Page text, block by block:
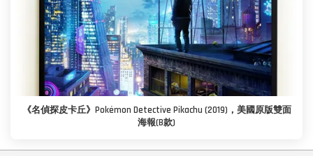
《名偵探皮卡丘》Pokémon Detective Pikachu (2019)，美國原版雙面
海報(B款)